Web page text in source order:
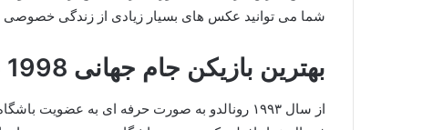
شما می توانید عکس های بسیار زیادی از زندگی خصوصی
بهترین بازیکن جام جهانی 1998 عضو کدام تیم بود؟